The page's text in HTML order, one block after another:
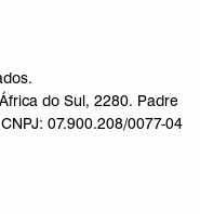
do Sul, 2280. Padre
07.900.208/0077-04